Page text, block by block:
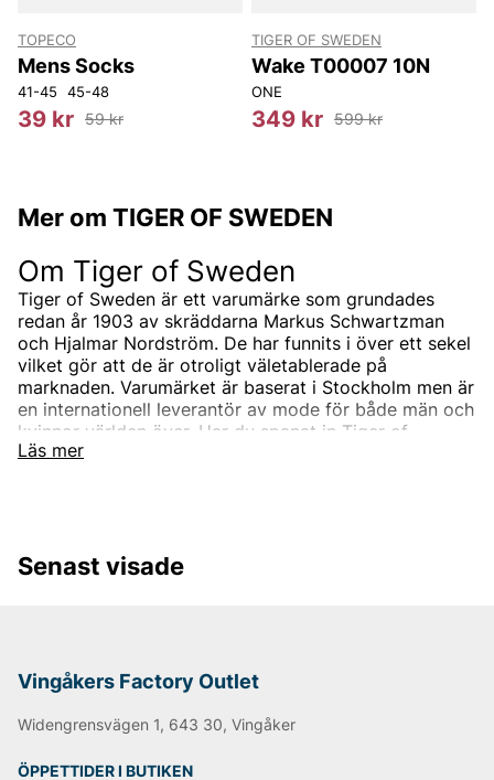
TOPECO
Mens Socks
41-45 45-48
39 kr 59 kr
TIGER OF SWEDEN
Wake T00007 10N
ONE
349 kr 599 kr
Mer om TIGER OF SWEDEN
Läs mer
Om Tiger of Sweden
Tiger of Sweden är ett varumärke som grundades
redan år 1903 av skräddarna Markus Schwartzman
och Hjalmar Nordström. De har funnits i över ett sekel
vilket gör att de är otroligt väletablerade på
marknaden. Varumärket är baserat i Stockholm men är
en internationell leverantör av mode för både män och
kvinnor världen över. Har du spanat in Tiger of
Swedens sortiment än? Vi erbjuder Tiger of Swedens
tidlöst och modernt. Produkterna är oftast enfärgade
modekollektioner tillsammans med. Välskräddat mode
är helt enkelt Tiger of Swedens signum.
Under åren har produktutbudet breddats och speciellt
Sweden herrskjortor och Tiger of Sweden herrtröjor.
Senast visade
Vingåkers Factory Outlet
Widengrensvägen 1, 643 30, Vingåker
ÖPPETTIDER I BUTIKEN